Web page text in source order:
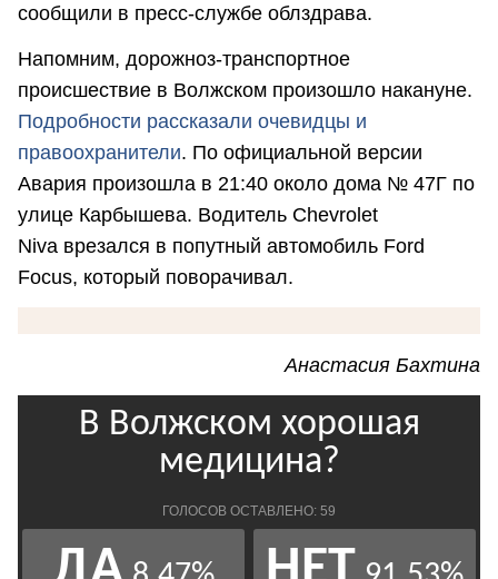
сообщили в пресс-службе облздрава.
Напомним, дорожноз-транспортное
происшествие в Волжском произошло накануне.
Подробности рассказали очевидцы и
правоохранители. По официальной версии
Авария произошла в 21:40 около дома № 47Г по
улице Карбышева. Водитель Chevrolet
Niva врезался в попутный автомобиль Ford
Focus, который поворачивал.
Анастасия Бахтина